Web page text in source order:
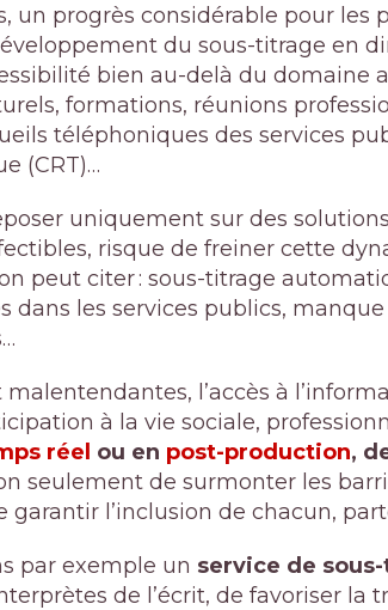
un progrès considérable pour les
du sous-titrage en
bien au-delà du domaine
formations, réunions
téléphoniques des services
(CRT)…
uniquement sur des
risque de freiner cette
peut citer : sous-titrage
dans les services publics,
l’accès à
à la vie sociale,
réel ou en post-production,
seulement de surmonter les
l’inclusion de chacun,
par exemple un service de
de l’écrit, de favoriser la